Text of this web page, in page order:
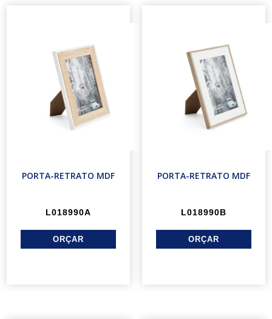
PORTA-RETRATO MDF
L018990A
PORTA-RETRATO MDF
L018990B